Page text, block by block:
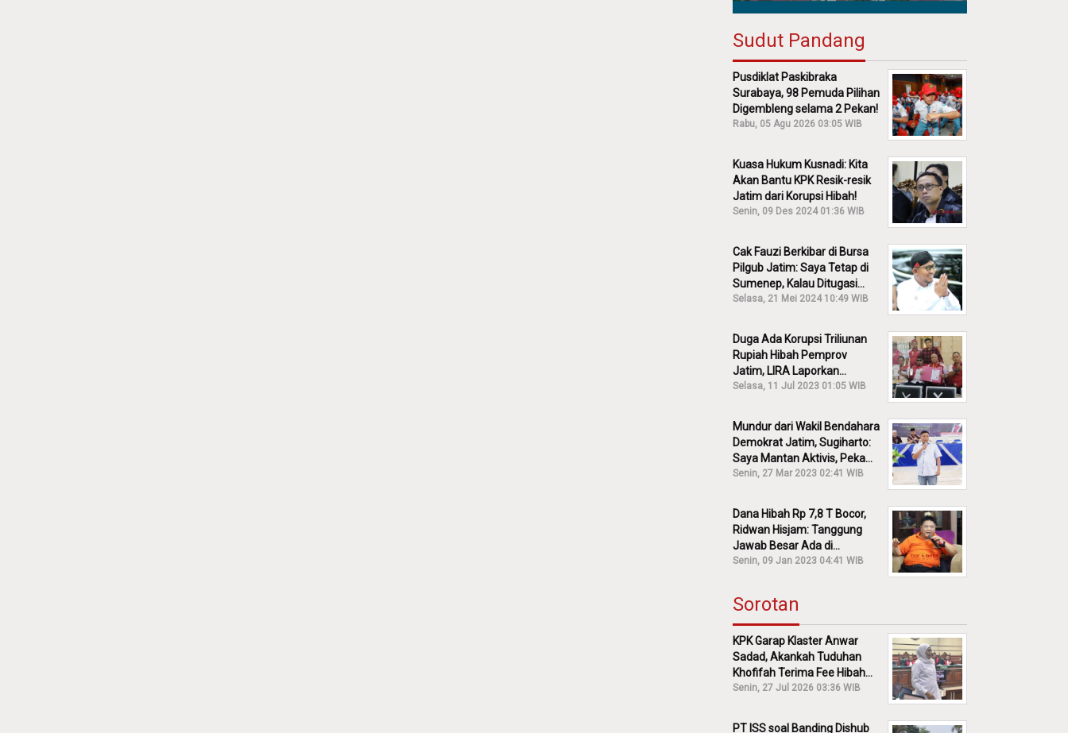
Sudut Pandang
Pusdiklat Paskibraka
Surabaya, 98 Pemuda Pilihan
Digembleng selama 2 Pekan!
Rabu, 05 Agu 2026 03:05 WIB
Kuasa Hukum Kusnadi: Kita
Akan Bantu KPK Resik-resik
Jatim dari Korupsi Hibah!
Senin, 09 Des 2024 01:36 WIB
Cak Fauzi Berkibar di Bursa
Pilgub Jatim: Saya Tetap di
Sumenep, Kalau Ditugasi
Partai Lain Cerita!
Selasa, 21 Mei 2024 10:49 WIB
Duga Ada Korupsi Triliunan
Rupiah Hibah Pemprov
Jatim, LIRA Laporkan
Khofifah ke KPK: Dia Harus
Selasa, 11 Jul 2023 01:05 WIB
Mundur dari Wakil Bendahara
Demokrat Jatim, Sugiharto:
Saya Mantan Aktivis, Peka
Sekali Kalau Ada yang
Senin, 27 Mar 2023 02:41 WIB
Dana Hibah Rp 7,8 T Bocor,
Ridwan Hisjam: Tanggung
Jawab Besar Ada di
Pemprov, Bukan DPRD Jatim!
Senin, 09 Jan 2023 04:41 WIB
Sorotan
KPK Garap Klaster Anwar
Sadad, Akankah Tuduhan
Khofifah Terima Fee Hibah
30% Diusut?
Senin, 27 Jul 2026 03:36 WIB
PT ISS soal Banding Dishub